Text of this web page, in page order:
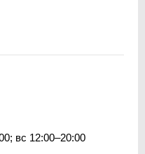
вс 12:00–20:00